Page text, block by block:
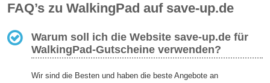
FAQ’s zu WalkingPad auf save-up.de
Warum soll ich die Website save-up.de für
WalkingPad-Gutscheine verwenden?
Wir sind die Besten und haben die beste Angebote an